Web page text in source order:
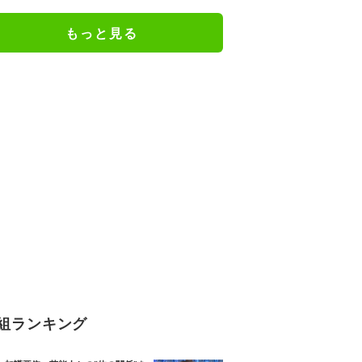
もっと見る
ランキング